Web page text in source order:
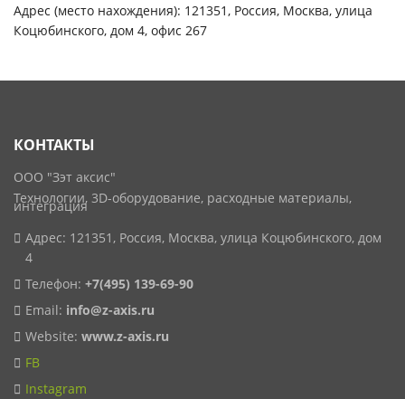
Адрес (место нахождения): 121351, Россия, Москва, улица
Коцюбинского, дом 4, офис 267
КОНТАКТЫ
ООО "Зэт аксис"
Технологии, 3D-оборудование, расходные материалы,
интеграция
Адрес: 121351, Россия, Москва, улица Коцюбинского, дом
4
Телефон: +7(495) 139-69-90
Email: info@z-axis.ru
Website: www.z-axis.ru
FB
Instagram